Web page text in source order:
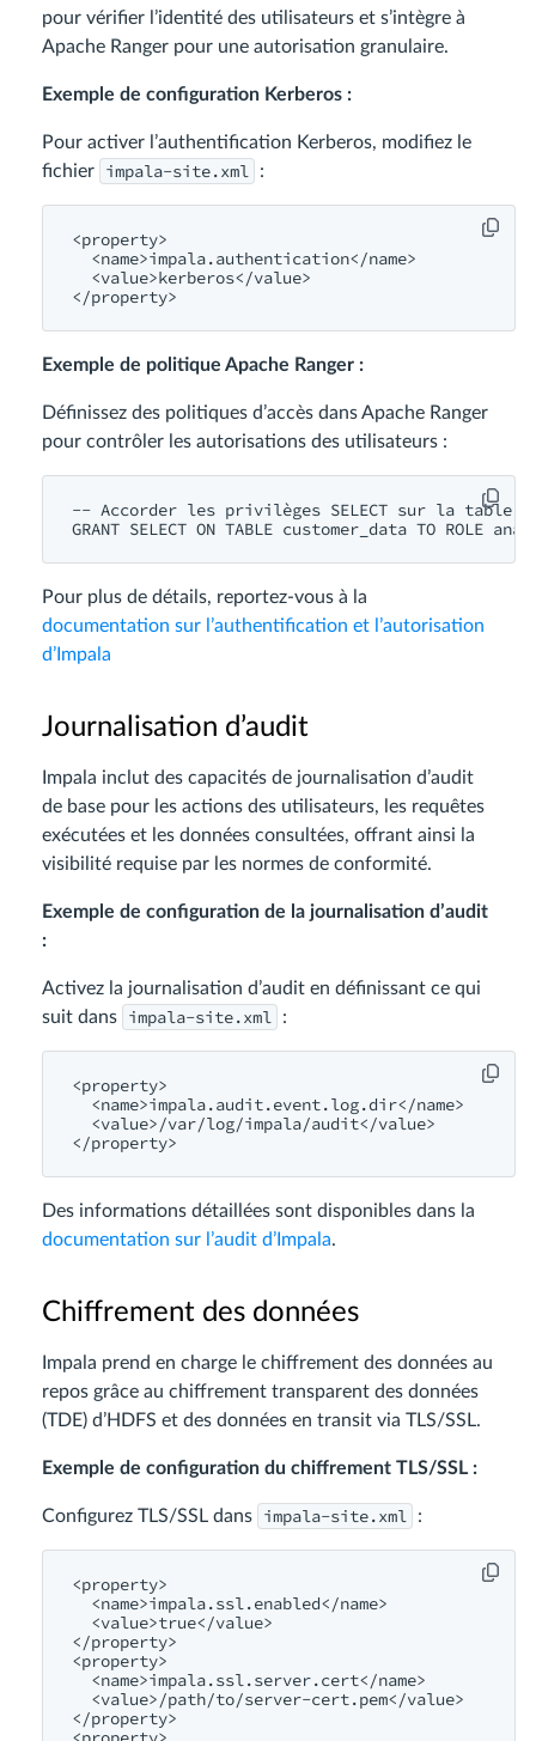
pour vérifier l’identité des utilisateurs et s’intègre à
Apache Ranger pour une autorisation granulaire.
Exemple de configuration Kerberos :
Pour activer l’authentification Kerberos, modifiez le
fichier
impala-site.xml :
<property>
<name>impala.authentication</name>
<value>kerberos</value>
</property>
Exemple de politique Apache Ranger :
Définissez des politiques d’accès dans Apache Ranger
pour contrôler les autorisations des utilisateurs :
-- Accorder les privilèges SELECT sur la table
GRANT SELECT ON TABLE customer_data TO ROLE
Pour plus de détails, reportez-vous à la
documentation sur l’authentification et l’autorisation
d’Impala
Journalisation d’audit
Impala inclut des capacités de journalisation d’audit
de base pour les actions des utilisateurs, les requêtes
exécutées et les données consultées, offrant ainsi la
visibilité requise par les normes de conformité.
Exemple de configuration de la journalisation d’audit
:
Activez la journalisation d’audit en définissant ce qui
suit dans
impala-site.xml :
<property>
<name>impala.audit.event.log.dir</name>
<value>/var/log/impala/audit</value>
</property>
Des informations détaillées sont disponibles dans la
documentation sur l’audit d’Impala.
Chiffrement des données
Impala prend en charge le chiffrement des données au
repos grâce au chiffrement transparent des données
(TDE) d’HDFS et des données en transit via TLS/SSL.
Exemple de configuration du chiffrement TLS/SSL :
Configurez TLS/SSL dans impala-site.xml :
<property>
<name>impala.ssl.enabled</name>
<value>true</value>
</property>
<property>
<name>impala.ssl.server.cert</name>
<value>/path/to/server-cert.pem</value>
</property>